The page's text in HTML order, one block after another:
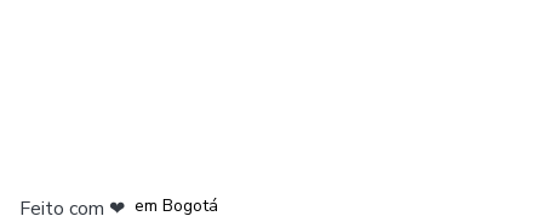
Feito com ❤ em Bogotá